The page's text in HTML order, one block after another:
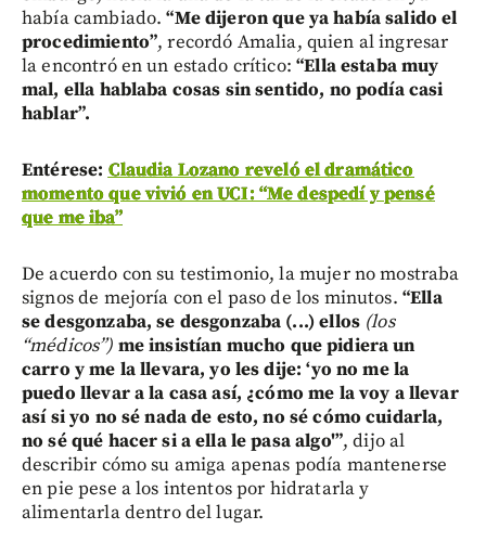
había cambiado.“Me dijeron que ya había salido el
procedimiento”, recordó Amalia, quien al ingresar
la encontró en un estado crítico:“Ella estaba muy
mal, ella hablaba cosas sin sentido, no podía casi
hablar”.
Entérese: Claudia Lozano reveló el dramático
momento que vivió en UCI: “Me despedí y pensé
que me iba”
De acuerdo con su testimonio, la mujer no mostraba
signos de mejoría con el paso de los minutos. “Ella
se desgonzaba, se desgonzaba (...) ellos (los
“médicos”) me insistían mucho que pidiera un
carro y me la llevara, yo les dije: ‘yo no me la
puedo llevar a la casa así, ¿cómo me la voy a llevar
así si yo no sé nada de esto, no sé cómo cuidarla,
no sé qué hacer si a ella le pasa algo'”, dijo al
describir cómo su amiga apenas podía mantenerse
en pie pese a los intentos por hidratarla y
alimentarla dentro del lugar.